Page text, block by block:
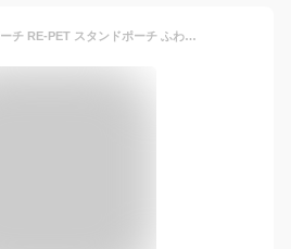
リラックマ コスメポーチ RE-PET スタンドポーチ ふわっと風船 サンエックス マリモクラフト 化粧ポーチ 小物入れ キャラクター グッズ シネマコレクション